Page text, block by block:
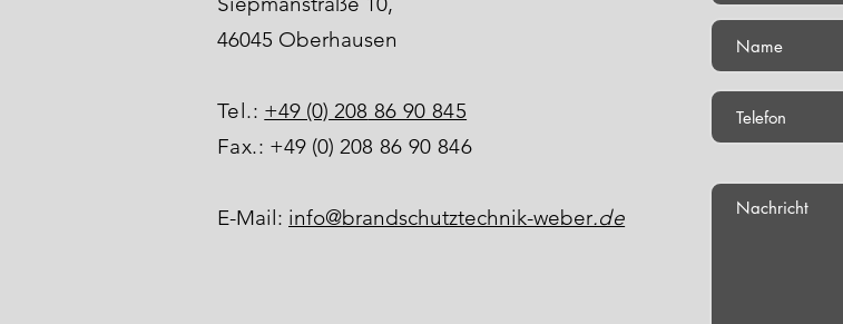
46045 Oberhausen
Tel.: +49 (0) 208 86 90 845
Fax.: +49 (0) 208 86 90 846
E-Mail: info@brandschutztechnik-weber.de